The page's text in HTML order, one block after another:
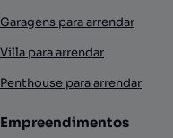
Garagens para arrendar
Villa para arrendar
Penthouse para arrendar
Empreendimentos